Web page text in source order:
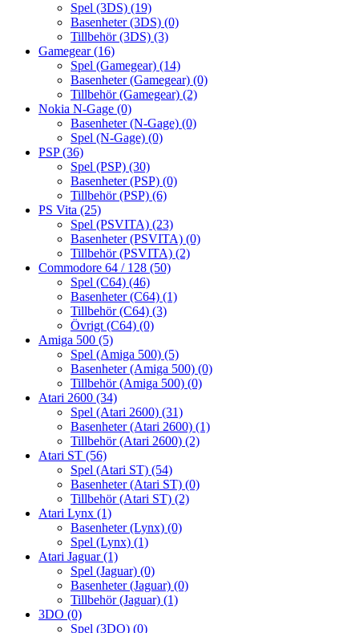
Spel (3DS) (19)
Basenheter (3DS) (0)
Tillbehör (3DS) (3)
Gamegear(16)
Spel (Gamegear) (14)
Basenheter (Gamegear) (0)
Tillbehör (Gamegear) (2)
Nokia N-Gage (0)
Basenheter (N-Gage) (0)
Spel (N-Gage) (0)
PSP(36)
Spel (PSP) (30)
Basenheter (PSP) (0)
Tillbehör (PSP) (6)
PS Vita (25)
Spel (PSVITA) (23)
Basenheter (PSVITA) (0)
Tillbehör (PSVITA) (2)
Commodore 64 / 128 (50)
Spel (C64) (46)
Basenheter (C64) (1)
Tillbehör (C64) (3)
Övrigt (C64) (0)
Amiga 500 (5)
Spel (Amiga 500) (5)
Basenheter (Amiga 500) (0)
Tillbehör (Amiga 500) (0)
Atari 2600 (34)
Spel (Atari 2600) (31)
Basenheter (Atari 2600) (1)
Tillbehör (Atari 2600) (2)
Atari ST (56)
Spel (Atari ST) (54)
Basenheter (Atari ST) (0)
Tillbehör (Atari ST) (2)
Atari Lynx (1)
Basenheter (Lynx) (0)
Spel (Lynx) (1)
Atari Jaguar(1)
Spel (Jaguar) (0)
Basenheter (Jaguar) (0)
Tillbehör (Jaguar) (1)
3DO (0)
Spel (3DO) (0)